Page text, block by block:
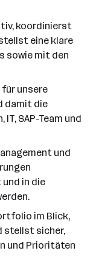
koordinierst
eine klare
sowie mit den
unsere
damit die
SAP-Team und
und
in die
im Blick,
stellst sicher,
und Prioritäten